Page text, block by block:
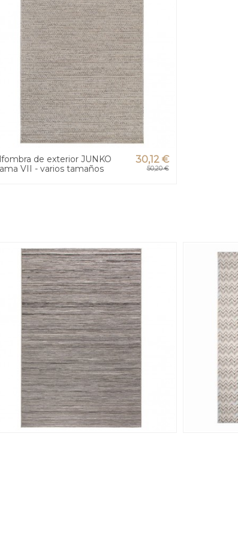
de exterior JUNKO
VII - varios tamaños
30,12 €
50,20 €